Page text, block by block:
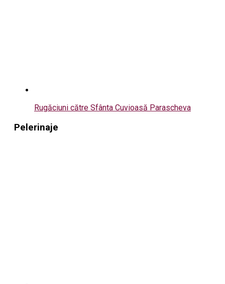
Rugăciuni către Sfânta Cuvioasă Parascheva
Pelerinaje